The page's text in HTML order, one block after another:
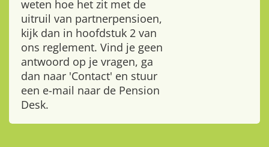
weten hoe het zit met de
uitruil van partnerpensioen,
kijk dan in hoofdstuk 2 van
ons reglement. Vind je geen
antwoord op je vragen, ga
dan naar 'Contact' en stuur
een e-mail naar de Pension
Desk.